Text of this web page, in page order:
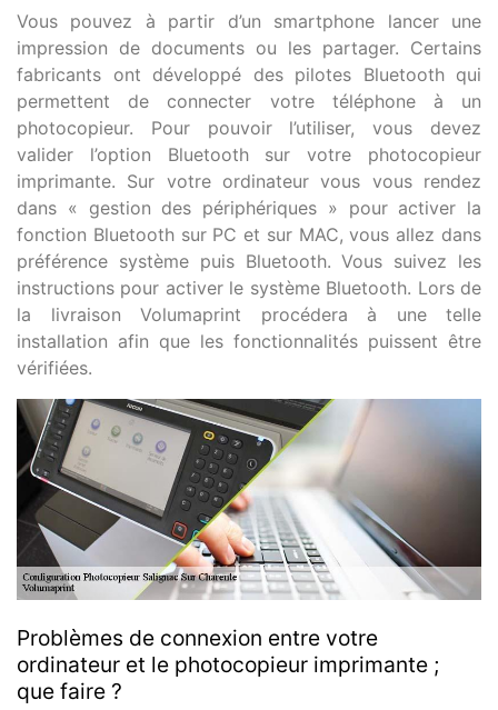
Vous pouvez à partir d’un smartphone lancer une
impression de documents ou les partager. Certains
fabricants ont développé des pilotes Bluetooth qui
permettent de connecter votre téléphone à un
photocopieur. Pour pouvoir l’utiliser, vous devez
valider l’option Bluetooth sur votre photocopieur
imprimante. Sur votre ordinateur vous vous rendez
dans « gestion des périphériques » pour activer la
fonction Bluetooth sur PC et sur MAC, vous allez dans
préférence système puis Bluetooth. Vous suivez les
instructions pour activer le système Bluetooth. Lors de
la livraison Volumaprint procédera à une telle
installation afin que les fonctionnalités puissent être
vérifiées.
Problèmes de connexion entre votre
ordinateur et le photocopieur imprimante ;
que faire ?